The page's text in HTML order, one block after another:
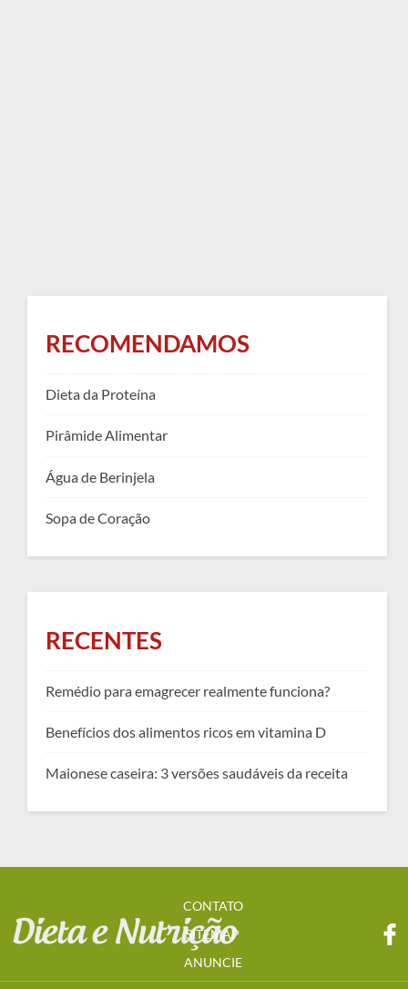
RECOMENDAMOS
Dieta da Proteína
Pirâmide Alimentar
Água de Berinjela
Sopa de Coração
RECENTES
Remédio para emagrecer realmente funciona?
Benefícios dos alimentos ricos em vitamina D
Maionese caseira: 3 versões saudáveis da receita
CONTATO
SITEMAP
ANUNCIE